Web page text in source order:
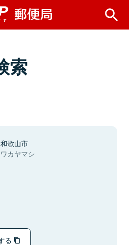
索
和歌山市
ワカヤマシ
る